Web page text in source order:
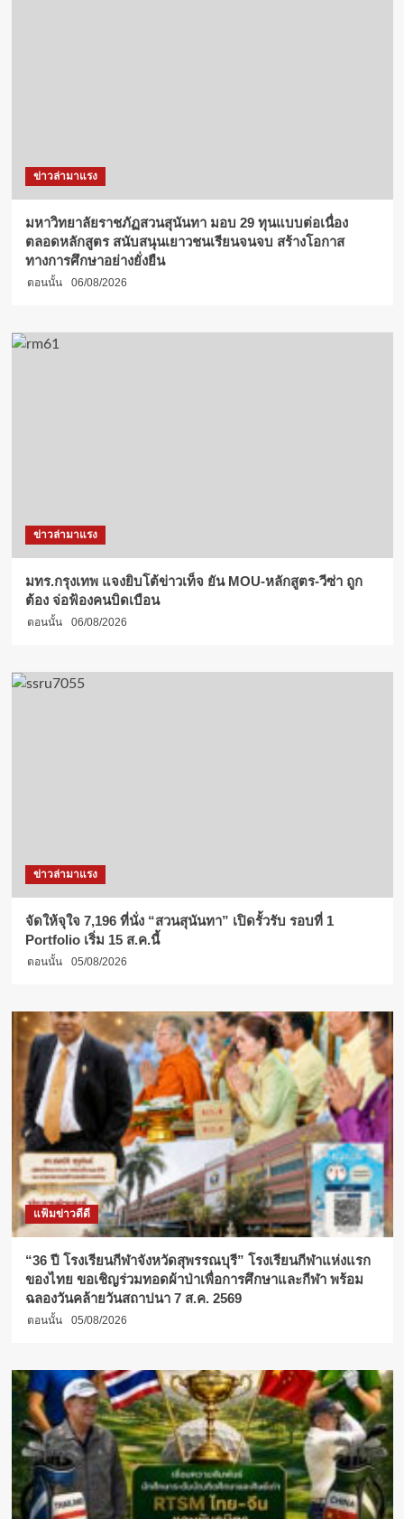
ข่าวล่ามาแรง
มหาวิทยาลัยราชภัฏสวนสุนันทา มอบ 29 ทุนแบบต่อเนื่อง
ตลอดหลักสูตร สนับสนุนเยาวชนเรียนจนจบ สร้างโอกาส
ทางการศึกษาอย่างยั่งยืน
ตอนนั้น 06/08/2026
ข่าวล่ามาแรง
มทร.กรุงเทพ แจงยิบโต้ข่าวเท็จ ยัน MOU-หลักสูตร-วีซ่า ถูก
ต้อง จ่อฟ้องคนบิดเบือน
ตอนนั้น 06/08/2026
ข่าวล่ามาแรง
จัดให้จุใจ 7,196 ที่นั่ง “สวนสุนันทา” เปิดรั้วรับ รอบที่ 1
Portfolio เริ่ม 15 ส.ค.นี้
ตอนนั้น 05/08/2026
แฟ้มข่าวดีดี
“36 ปี โรงเรียนกีฬาจังหวัดสุพรรณบุรี” โรงเรียนกีฬาแห่งแรก
ของไทย ขอเชิญร่วมทอดผ้าป่าเพื่อการศึกษาและกีฬา พร้อม
ฉลองวันคล้ายวันสถาปนา 7 ส.ค. 2569
ตอนนั้น 05/08/2026